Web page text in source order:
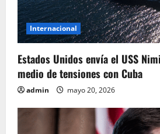
e
n
t
r
a
Internacional
Estados Unidos envía el USS
medio de tensiones con Cuba
admin mayo 20, 2026